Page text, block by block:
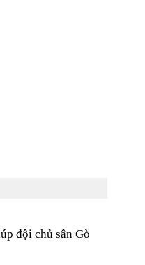
đội chủ sân Gò